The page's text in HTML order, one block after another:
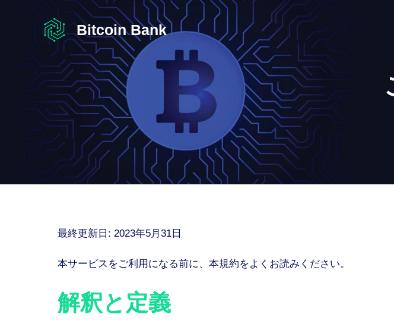
Bitcoin Bank
最終更新日: 2023年5月31日
本サービスをご利用になる前に、本規約をよくお読みください。
解釈と定義